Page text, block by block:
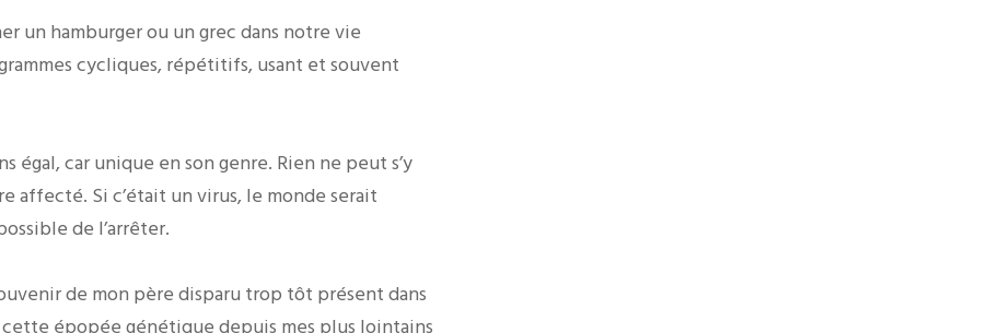
un hamburger ou un grec dans notre vie
cycliques, répétitifs, usant et souvent
égal, car unique en son genre. Rien ne peut s’y
affecté. Si c’était un virus, le monde serait
de l’arrêter.
de mon père disparu trop tôt présent dans
cette épopée génétique depuis mes plus lointains